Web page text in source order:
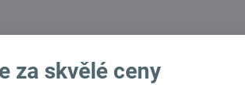
za skvělé ceny